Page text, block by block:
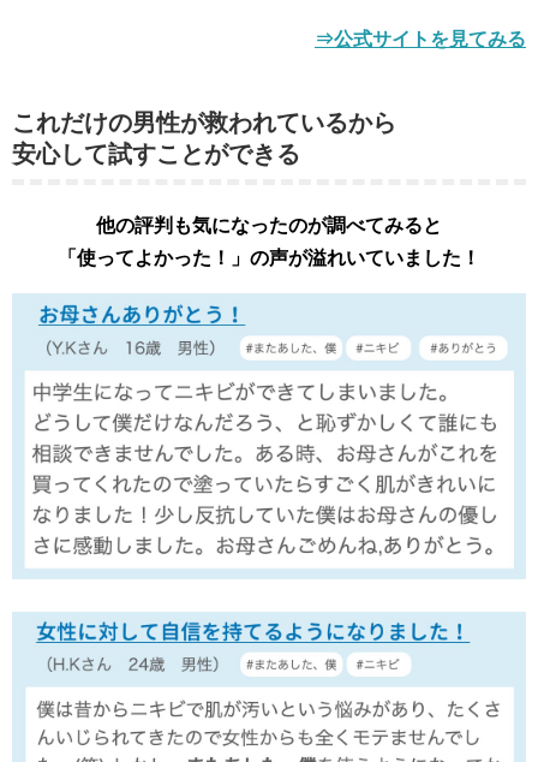
⇒公式サイトを見てみる
これだけの男性が救われているから
安心して試すことができる
他の評判も気になったのが調べてみると
「使ってよかった！」の声が溢れいていました！